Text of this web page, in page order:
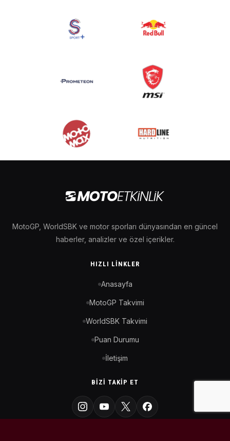
MotoGP, WorldSBK ve motor sporları dünyasından en güncel
haberler, analizler ve özel içerikler.
HIZLI LINKLER
Anasayfa
MotoGP Takvimi
WorldSBK Takvimi
Puan Durumu
İletişim
BIZI TAKIP ET